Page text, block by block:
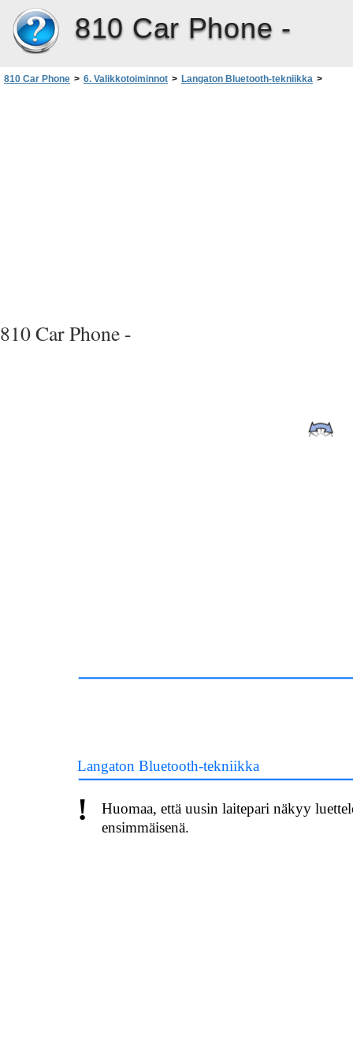
810 Car Phone -
810 Car Phone > 6. Valikkotoiminnot > Langaton Bluetooth-tekniikka >
810 Car Phone -
Langaton Bluetooth-tekniikka
!
Huomaa, että uusin laitepari näkyy
ensimmäisenä.